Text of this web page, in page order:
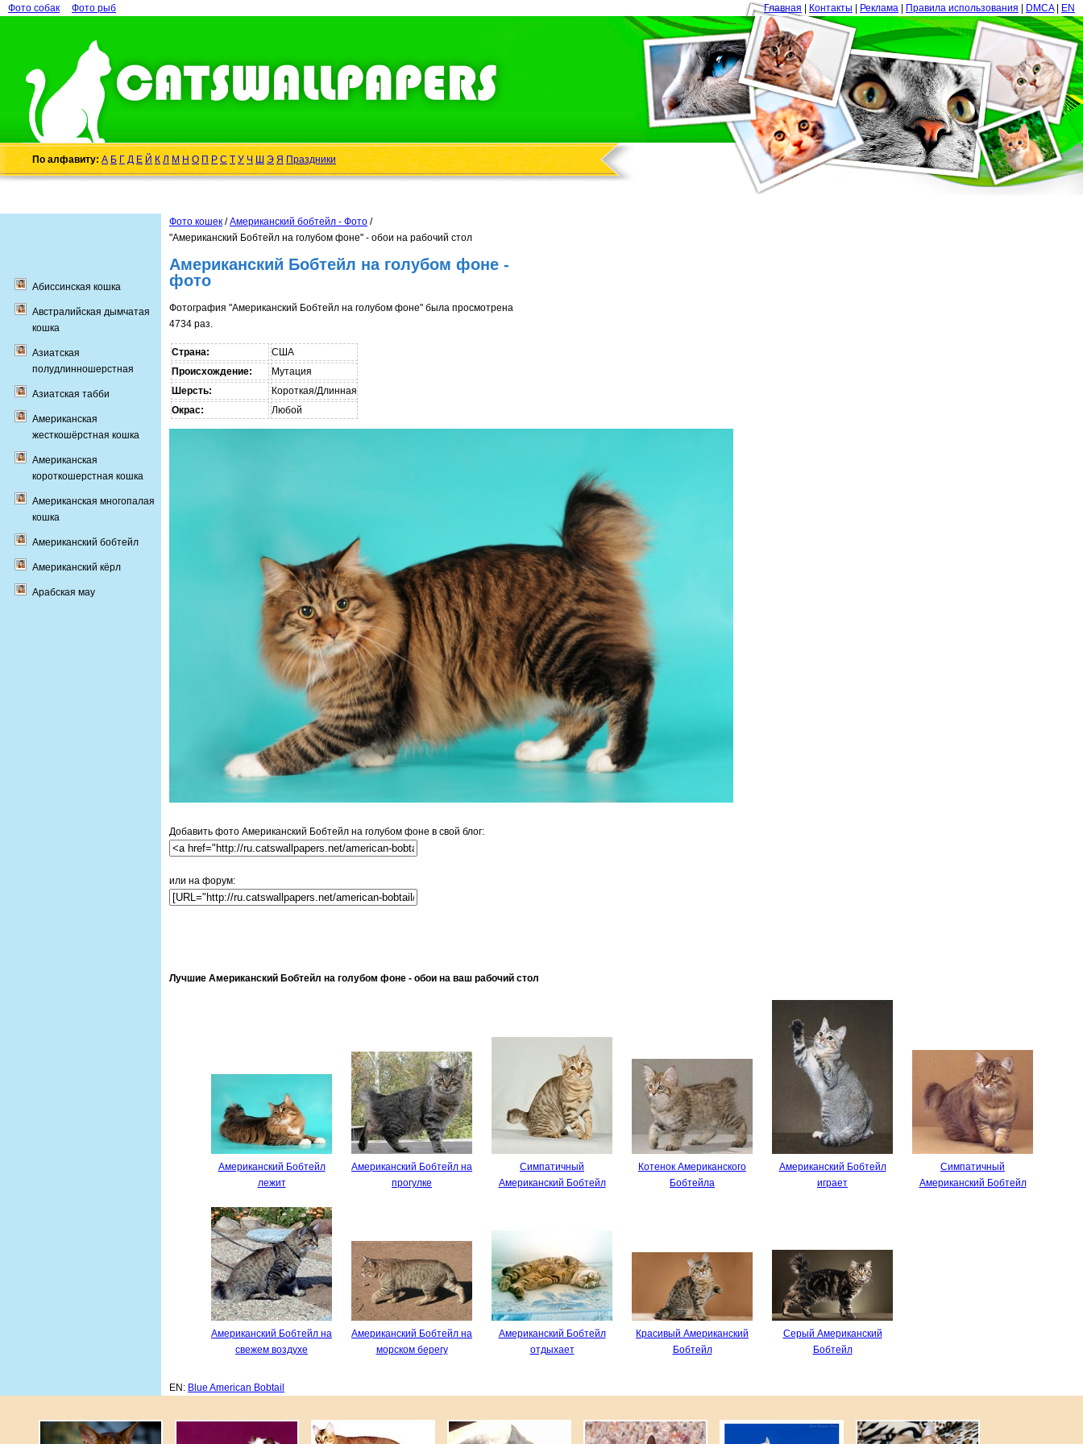
Главная Контакты Реклама Правила использования DMCA EN
Фото собак Фото рыб
По алфавиту: А Б Г Д Е Й К Л М Н О П Р С Т У Ч Ш Э Я Праздники
Фото кошек /Американский бобтейл - Фото /
"Американский Бобтейл на голубом фоне" - обои на рабочий стол
Американский Бобтейл на голубом фоне -
фото
Фотография "Американский Бобтейл на голубом фоне" была просмотрена
4734 раз.
Страна:
США
Происхождение:
Мутация
Шерсть:
Короткая/Длинная
Окрас:
Любой
Добавить фото Американский Бобтейл на голубом фоне в свой блог:
или на форум:
Лучшие Американский Бобтейл на голубом фоне - обои на ваш рабочий стол
Американский Бобтейл
лежит
Американский Бобтейл на
прогулке
Симпатичный
Американский Бобтейл
Котенок Американского
Бобтейла
Американский Бобтейл
играет
Симпатичный
Американский Бобтейл
Американский Бобтейл на
свежем воздухе
Американский Бобтейл на
морском берегу
Американский Бобтейл
отдыхает
Красивый Американский
Бобтейл
Серый Американский
Бобтейл
EN: Blue American Bobtail
Абиссинская кошка
Австралийская дымчатая
кошка
Азиатская
полудлинношерстная
Азиатская табби
Американская
жесткошёрстная кошка
Американская
короткошерстная кошка
Американская многопалая
кошка
Американский бобтейл
Американский кёрл
Арабская мау